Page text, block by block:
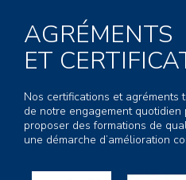
AGRÉMENTS
ET
Nos certifications et agréments
de notre engagement quotidien
proposer des formations de
une démarche d’amélioration